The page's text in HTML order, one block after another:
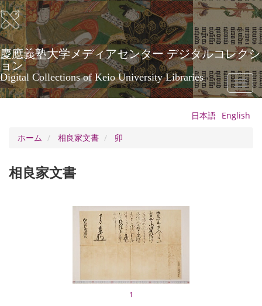
メ
イ
ン
コ
ン
テ
ン
ツ
に
慶應義塾大学メディアセンター デジタルコレクシ
ョン
Digital Collections of Keio University Libraries
Toggle
日本語 English
ホーム
相良家文書 卯
相良家文書
1